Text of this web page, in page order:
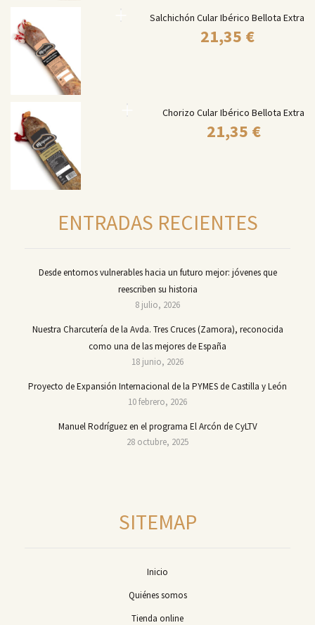
Salchichón Cular Ibérico Bellota Extra
21,35 €
Chorizo Cular Ibérico Bellota Extra
21,35 €
ENTRADAS RECIENTES
Desde entornos vulnerables hacia un futuro mejor: jóvenes que
reescriben su historia
8 julio, 2026
Nuestra Charcutería de la Avda. Tres Cruces (Zamora), reconocida
como una de las mejores de España
18 junio, 2026
Proyecto de Expansión Internacional de la PYMES de Castilla y León
10 febrero, 2026
Manuel Rodríguez en el programa El Arcón de CyLTV
28 octubre, 2025
SITEMAP
Inicio
Quiénes somos
Tienda online